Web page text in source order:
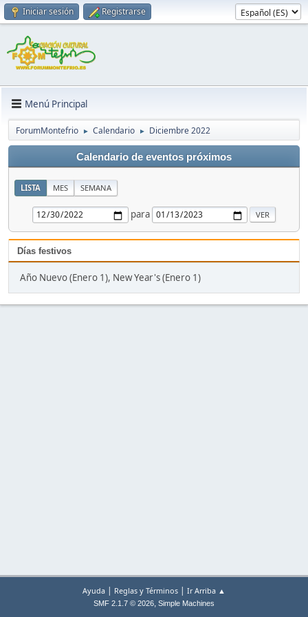
Iniciar sesión Registrarse
Menú Principal
ForumMontefrio ► Calendario ► Diciembre 2022
Calendario de eventos próximos
LISTA MES SEMANA
para
Días festivos
Año Nuevo (Enero 1), New Year's (Enero 1)
Ayuda | Reglas y Términos | Ir Arriba ▲
SMF 2.1.7 © 2026, Simple Machines